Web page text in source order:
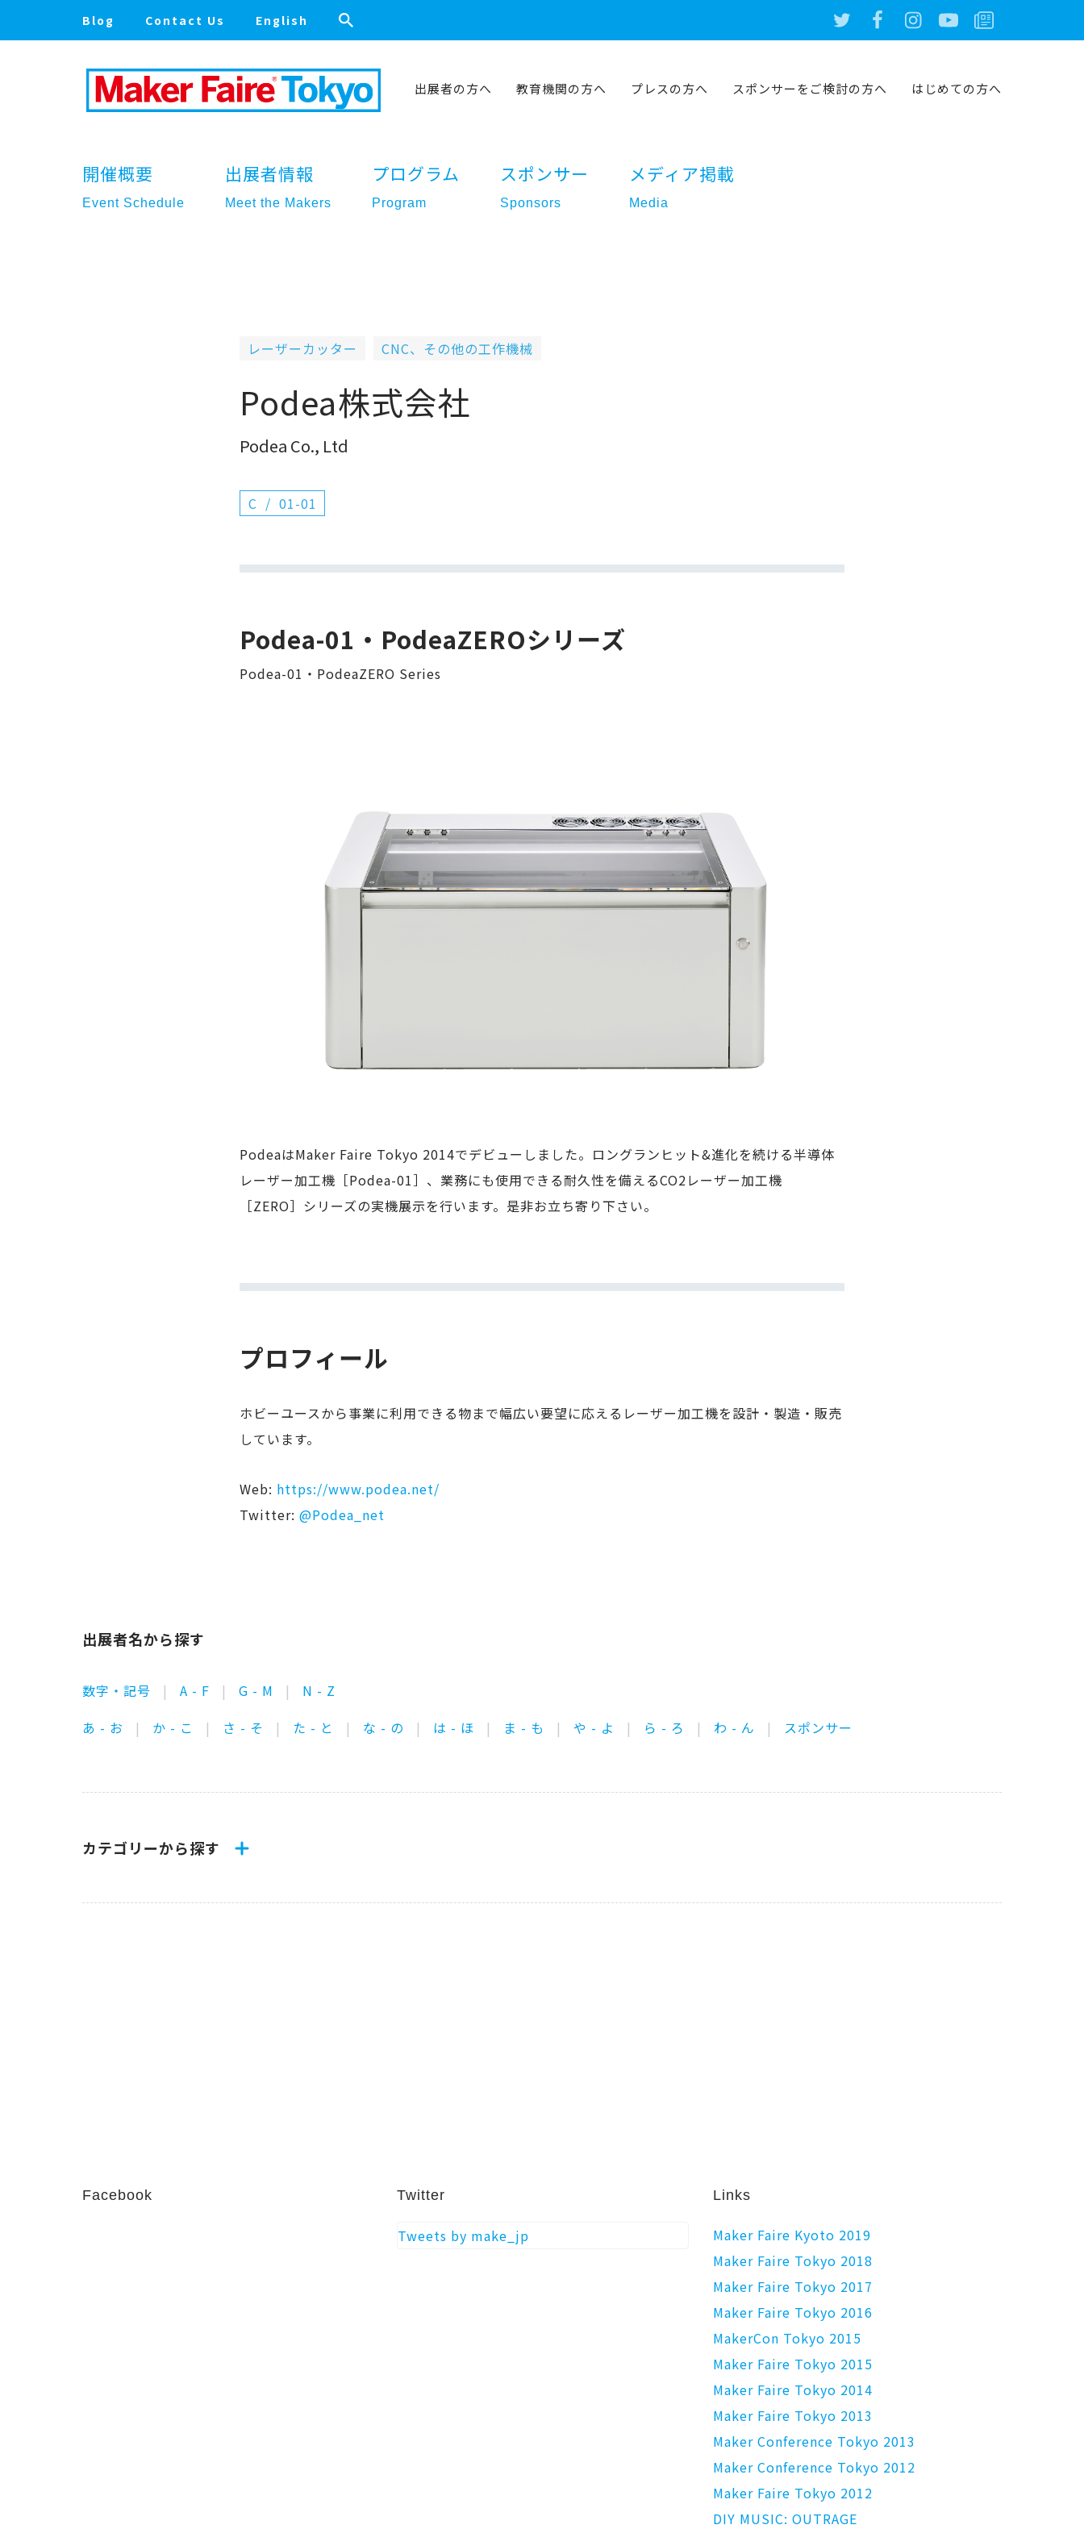
Blog Contact Us English
出展者の方へ 教育機関の方へ プレスの方へ スポンサーをご検討の方へ はじめての方へ
開催概要
Event Schedule
出展者情報
Meet the Makers
プログラム
Program
スポンサー
Sponsors
メディア掲載
Media
レーザーカッター CNC、その他の工作機械
Podea株式会社
Podea Co., Ltd
C 01-01
Podea-01・PodeaZEROシリーズ
Podea-01・PodeaZERO Series
PodeaはMaker Faire Tokyo 2014でデビューしました。ロングランヒット&進化を続ける半導体
レーザー加工機［Podea-01］、業務にも使用できる耐久性を備えるCO2レーザー加工機
［ZERO］シリーズの実機展示を行います。是非お立ち寄り下さい。
プロフィール
ホビーユースから事業に利用できる物まで幅広い要望に応えるレーザー加工機を設計・製造・販売
しています。
Web: https://www.podea.net/
Twitter: @Podea_net
出展者名から探す
数字・記号 A - F G - M
N - Z
あ - お
か - こ さ - そ た - と な - の は - ほ ま - も や - よ ら - ろ わ - ん スポンサー
カテゴリーから探す
Facebook Twitter
Tweets by make_jp
Links
Maker Faire Kyoto 2019
Maker Faire Tokyo 2018
Maker Faire Tokyo 2017
Maker Faire Tokyo 2016
MakerCon Tokyo 2015
Maker Faire Tokyo 2015
Maker Faire Tokyo 2014
Maker Faire Tokyo 2013
Maker Conference Tokyo 2013
Maker Conference Tokyo 2012
Maker Faire Tokyo 2012
DIY MUSIC: OUTRAGE